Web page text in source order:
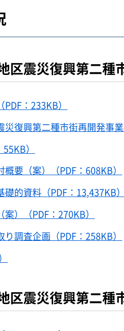
区震災復興第二
：233KB）
復興第二種市街再開発事
）
要（案）（PDF：608KB）
的資料（PDF：13,437KB）
）（PDF：270KB）
調査企画（PDF：258KB）
区震災復興第二